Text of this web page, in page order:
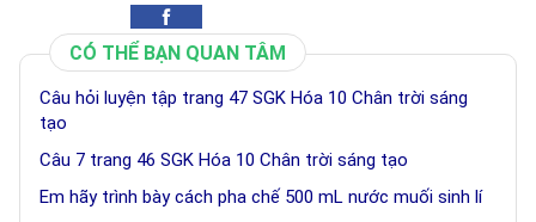
CÓ THỂ BẠN QUAN TÂM
Câu hỏi luyện tập trang 47 SGK Hóa 10 Chân trời sáng
tạo
Câu 7 trang 46 SGK Hóa 10 Chân trời sáng tạo
Em hãy trình bày cách pha chế 500 mL nước muối sinh lí